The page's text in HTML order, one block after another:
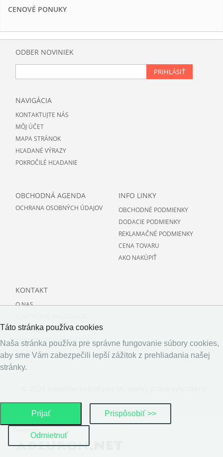
CENOVÉ PONUKY
ODBER NOVINIEK
PRIHLÁSIŤ
NAVIGÁCIA
KONTAKTUJTE NÁS
MÔJ ÚČET
MAPA STRÁNOK
HĽADANÉ VÝRAZY
POKROČILÉ HĽADANIE
OBCHODNÁ AGENDA
OCHRANA OSOBNÝCH ÚDAJOV
INFO LINKY
OBCHODNÉ PODMIENKY
DODACIE PODMIENKY
REKLAMAČNÉ PODMIENKY
CENA TOVARU
AKO NAKÚPIŤ
KONTAKT
O NAS
O PODLAHACH
PODPORUJEME NAJMENSICH
KALKULÁCIA
Táto stránka používa cookies
Naša stránka používa pre správne fungovanie súbory cookies,
aby sme Vám zabezpečili lepší zážitok z prehliadania našej
stránky.
Prijať Prispôsobiť >>
Odmietnuť